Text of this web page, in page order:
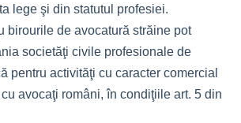
lege şi din statutul profesiei.
birourile de avocatură străine pot
societăţi civile profesionale de
pentru activităţi cu caracter comercial
avocaţi români, în condiţiile art. 5 din